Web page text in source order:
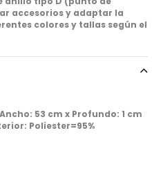
accesorios y adaptar la
colores y tallas según el
53 cm x Profundo: 1 cm
Poliester=95%